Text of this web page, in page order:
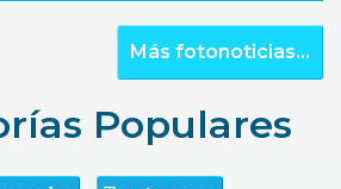
Más fotonoticias...
Populares